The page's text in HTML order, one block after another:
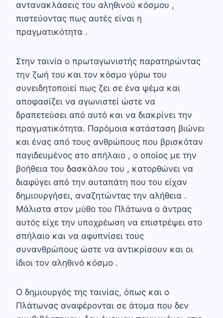
αντανακλάσεις του αληθινού κόσμου ,
πιστεύοντας πως αυτές είναι η
πραγματικότητα .
Στην ταινία ο πρωταγωνιστής παρατηρώντας
την ζωή του και τον κόσμο γύρω του
συνειδητοποιεί πως ζει σε ένα ψέμα και
αποφασίζει να αγωνιστεί ώστε να
δραπετεύσει από αυτό και να διακρίνει την
πραγματικότητα. Παρόμοια κατάσταση βιώνει
και ένας από τους ανθρώπους που βρισκόταν
παγιδευμένος στο σπήλαιο , ο οποίος με την
βοήθεια του δασκάλου του , κατορθώνει να
διαφύγει από την αυταπάτη που του είχαν
δημιουργήσει, αναζητώντας την αλήθεια .
Μάλιστα στον μύθο του Πλάτωνα ο άντρας
αυτός είχε την υποχρέωση να επιστρέψει στο
σπήλαιο και να αφυπνίσει τους
συνανθρώπους ώστε να αντικρίσουν και οι
ίδιοι τον αληθινό κόσμο .
Ο δημιουργός της ταινίας, όπως και ο
Πλάτωνας αναφέρονται σε άτομα που δεν